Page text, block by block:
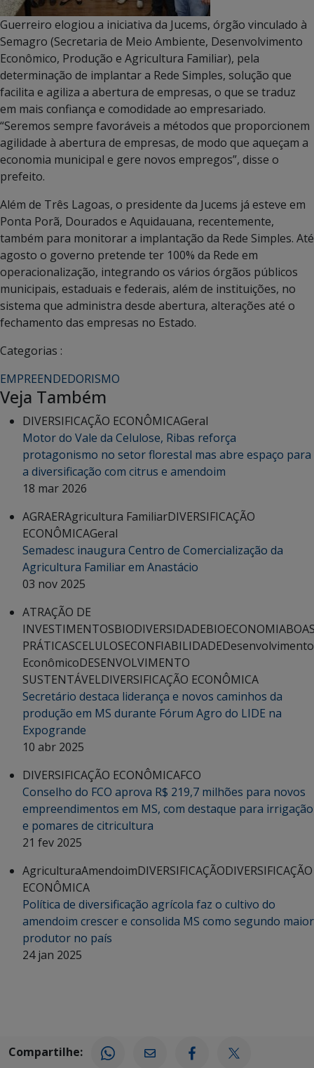
Guerreiro elogiou a iniciativa da Jucems, órgão vinculado à
Semagro (Secretaria de Meio Ambiente, Desenvolvimento
Econômico, Produção e Agricultura Familiar), pela
determinação de implantar a Rede Simples, solução que
facilita e agiliza a abertura de empresas, o que se traduz
em mais confiança e comodidade ao empresariado.
“Seremos sempre favoráveis a métodos que proporcionem
agilidade à abertura de empresas, de modo que aqueçam a
economia municipal e gere novos empregos”, disse o
prefeito.
Além de Três Lagoas, o presidente da Jucems já esteve em
Ponta Porã, Dourados e Aquidauana, recentemente,
também para monitorar a implantação da Rede Simples. Até
agosto o governo pretende ter 100% da Rede em
operacionalização, integrando os vários órgãos públicos
municipais, estaduais e federais, além de instituições, no
sistema que administra desde abertura, alterações até o
fechamento das empresas no Estado.
Categorias :
EMPREENDEDORISMO
Veja Também
DIVERSIFICAÇÃO ECONÔMICAGeral
Motor do Vale da Celulose, Ribas reforça
protagonismo no setor florestal mas abre espaço para
a diversificação com citrus e amendoim
18 mar 2026
AGRAERAgricultura FamiliarDIVERSIFICAÇÃO
ECONÔMICAGeral
Semadesc inaugura Centro de Comercialização da
Agricultura Familiar em Anastácio
03 nov 2025
ATRAÇÃO DE
INVESTIMENTOSBIODIVERSIDADEBIOECONOMIA
PRÁTICASCELULOSECONFIABILIDADEDesenvolvimento
EconômicoDESENVOLVIMENTO
SUSTENTÁVELDIVERSIFICAÇÃO ECONÔMICA
Secretário destaca liderança e novos caminhos da
produção em MS durante Fórum Agro do LIDE na
Expogrande
10 abr 2025
DIVERSIFICAÇÃO ECONÔMICAFCO
Conselho do FCO aprova R$ 219,7 milhões para novos
empreendimentos em MS, com destaque para irrigação
e pomares de citricultura
21 fev 2025
AgriculturaAmendoimDIVERSIFICAÇÃODIVERSIFICAÇÃO
ECONÔMICA
Política de diversificação agrícola faz o cultivo do
amendoim crescer e consolida MS como segundo maior
produtor no país
24 jan 2025
Compartilhe: